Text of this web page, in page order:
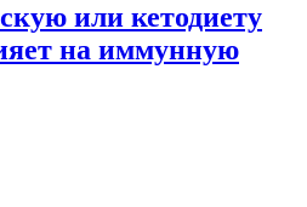
или кетодиету
на иммунную